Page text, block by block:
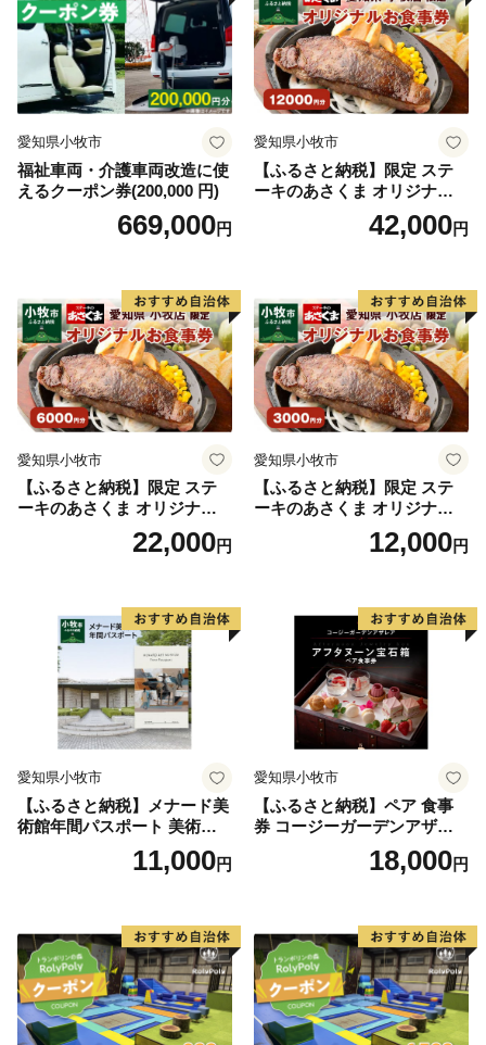
高まっています。
愛知県小牧市
福祉車両・介護車両改造に使
えるクーポン券(200,000 円)
669,000円
愛知県小牧市
【ふるさと納税】限定 ステ
ーキのあさくま オリジナル
お食事券 12000円 お好きなメ
ニュー 好きなだけ コーンス
県 小牧店 小牧市 チケット 送
料無料
42,000円
愛知県小牧市
【ふるさと納税】限定 ステ
ーキのあさくま オリジナル
お食事券 6000円 お好きなメ
ニュー 好きなだけ コーンス
県 小牧店 小牧市 チケット 送
料無料
22,000円
愛知県小牧市
【ふるさと納税】限定 ステ
ーキのあさくま オリジナル
お食事券 3000円 お好きなメ
ニュー 好きなだけ コーンス
県 小牧店 小牧市 チケット 送
12,000円
愛知県小牧市
【ふるさと納税】メナード美
術館年間パスポート 美術館
11,000円
愛知県小牧市
【ふるさと納税】ペア 食事
券 コージーガーデンアザレ
ア アフタヌーン宝石箱 ホテ
ル特製 デザート 6種類 サン
ティー チケット 券 2名様分
お祝 誕生日 記念日 名鉄小牧
ホテル 愛知県 小牧市 送料無
料
18,000円